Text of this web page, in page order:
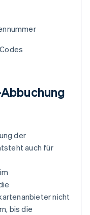
der
auch für
nicht
bis die